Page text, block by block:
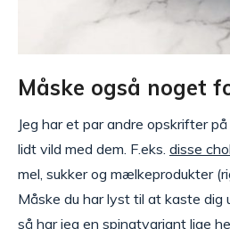
Måske også noget
Jeg har et par andre opskrifter
lidt vild med dem. F.eks. disse
mel, sukker og mælkeprodukter
Måske du har lyst til at kaste dig
så har jeg en spinatvariant lige